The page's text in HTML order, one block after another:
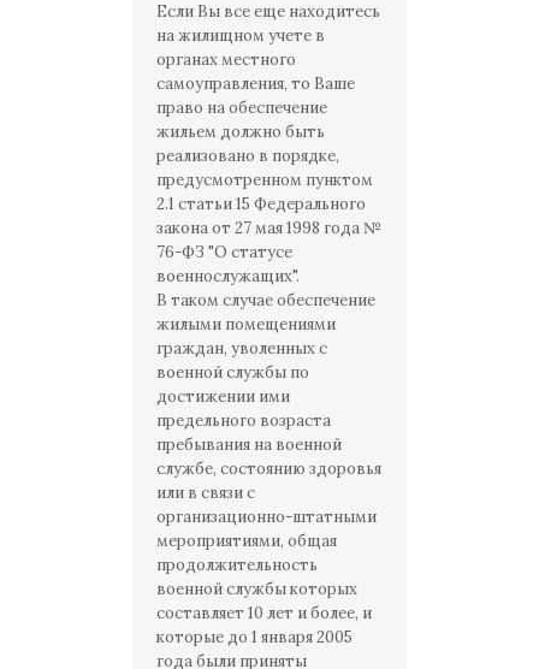
Если Вы все еще находитесь
на жилищном учете в
органах местного
самоуправления, то Ваше
право на обеспечение
жильем должно быть
реализовано в порядке,
предусмотренном пунктом
2.1 статьи 15 Федерального
закона от 27 мая 1998 года №
76-ФЗ "О статусе
военнослужащих".
В таком случае обеспечение
жилыми помещениями
граждан, уволенных с
военной службы по
достижении ими
предельного возраста
пребывания на военной
службе, состоянию здоровья
или в связи с
организационно-штатными
мероприятиями, общая
продолжительность
военной службы которых
составляет 10 лет и более, и
которые до 1 января 2005
года были приняты